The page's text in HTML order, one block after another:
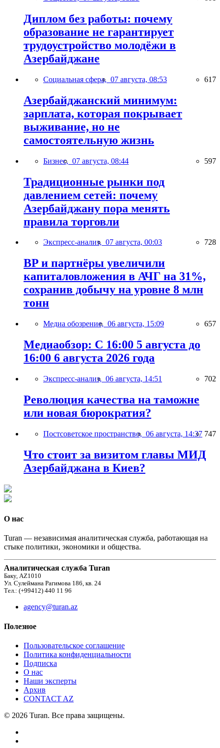
Диплом без работы: почему
образование не гарантирует
трудоустройство молодёжи в
Азербайджане
Социальная сфера, 07 августа, 08:53 617
Азербайджанский минимум:
зарплата, которая покрывает
выживание, но не
самостоятельную жизнь
Бизнес, 07 августа, 08:44 597
Традиционные рынки под
давлением сетей: почему
Азербайджану пора менять
правила торговли
Экспресс-анализ, 07 августа, 00:03 728
BP и партнёры увеличили
капиталовложения в АЧГ на 31%,
сохранив добычу на уровне 8 млн
тонн
Медиа обозрение, 06 августа, 15:09 657
Медиаобзор: С 16:00 5 августа до
16:00 6 августа 2026 года
Экспресс-анализ, 06 августа, 14:51 702
Революция качества на таможне
или новая бюрократия?
Постсоветское пространство, 06 августа, 14:37 747
Что стоит за визитом главы МИД
Азербайджана в Киев?
О нас
Turan — независимая аналитическая служба, работающая на
стыке политики, экономики и общества.
Аналитическая служба Turan
Баку, AZ1010
Ул. Сулеймана Рагимова 186, кв. 24
Тел.: (+99412) 440 11 96
agency@turan.az
Полезное
Пользовательское соглашение
Политика конфиденциальности
Подписка
О нас
Наши эксперты
Архив
CONTACT AZ
© 2026 Turan. Все права защищены.